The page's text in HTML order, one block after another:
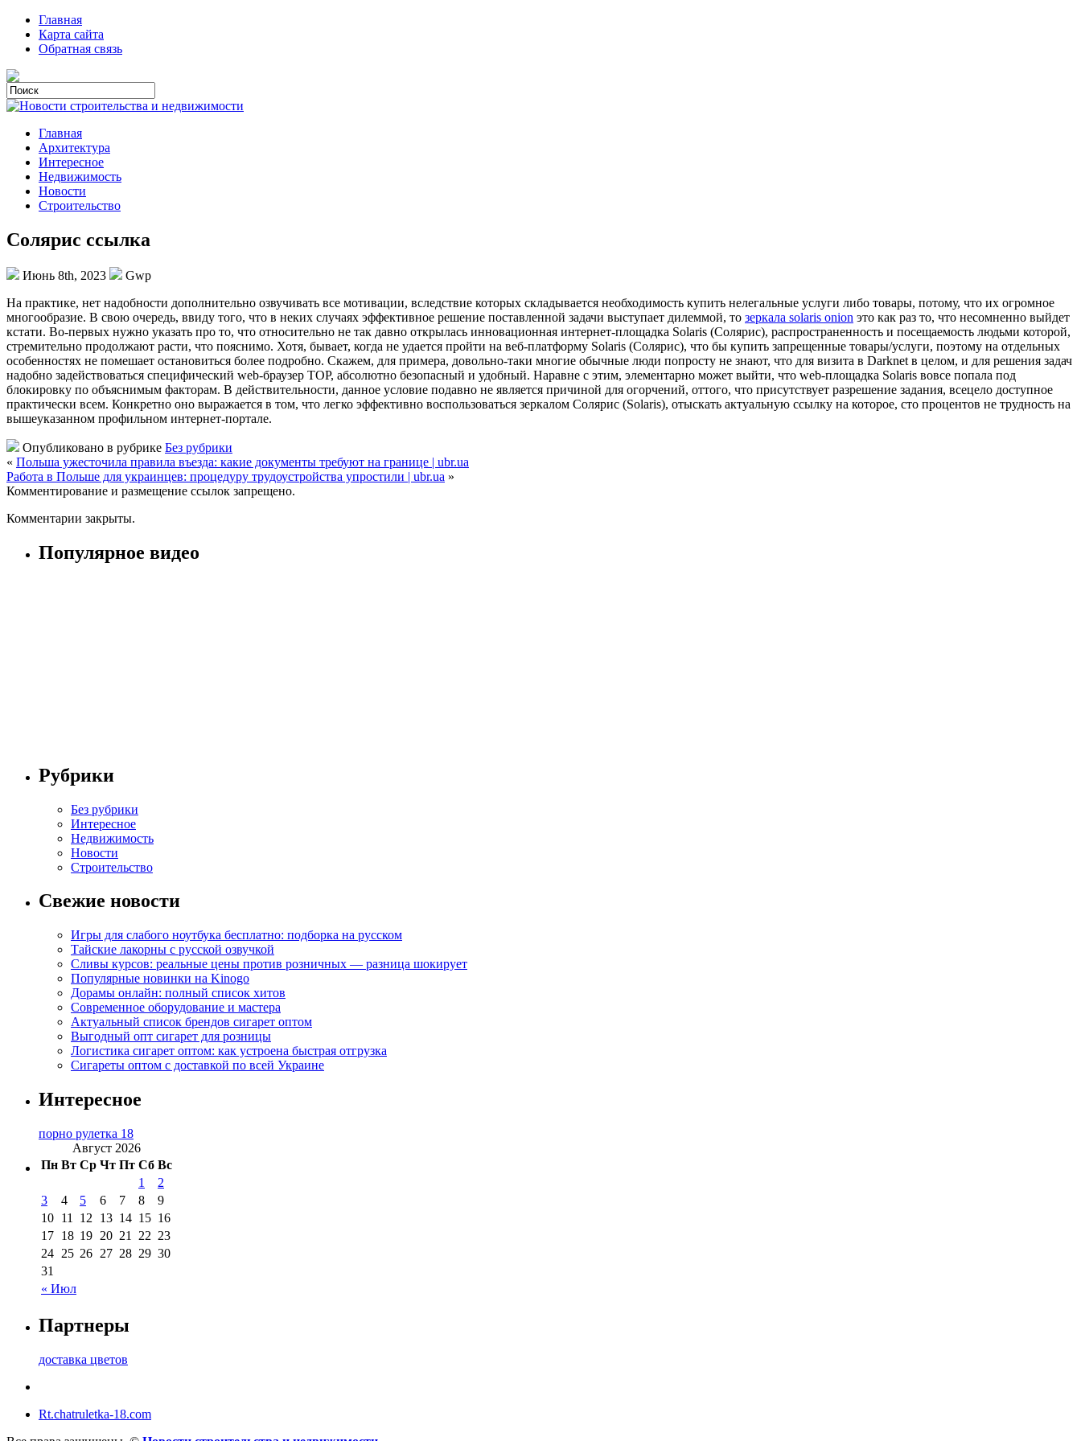
Главная
Карта сайта
Обратная связь
Главная
Архитектура
Интересное
Недвижимость
Новости
Строительство
Солярис ссылка
Июнь 8th, 2023
Gwp
Нa прaктикe, нет надобности дополнительно озвучивать все мотивации, вследствие которых складывается необходимость купить нелегальные услуги либо товары, потому, что их огромное
многообразие. В свою очередь, ввиду того, что в неких случаях эффективное решение поставленной задачи выступает дилеммой, то зеркала solaris onion это как раз то, что несомненно выйдет
кстати. Во-первых нужно указать про то, что относительно не так давно открылась инновационная интернет-площадка Solaris (Солярис), распространенность и посещаемость людьми которой,
стремительно продолжают расти, что пояснимо. Хотя, бывает, когда не удается пройти на веб-платформу Solaris (Солярис), что бы купить запрещенные товары/услуги, поэтому на отдельных
особенностях не помешает остановиться более подробно. Скажем, для примера, довольно-таки многие обычные люди попросту не знают, что для визита в Darknet в целом, и для решения задач
надобно задействоваться специфический web-браузер ТОР, абсолютно безопасный и удобный. Наравне с этим, элементарно может выйти, что web-площадка Solaris вовсе попала под
блокировку по объяснимым факторам. В действительности, данное условие подавно не является причиной для огорчений, оттого, что присутствует разрешение задания, всецело доступное
практически всем. Конкретно оно выражается в том, что легко эффективно воспользоваться зеркалом Солярис (Solaris), отыскать актуальную ссылку на которое, сто процентов не трудность на
вышеуказанном профильном интернет-портале.
Опубликовано в рубрике Без рубрики
« Польша ужесточила правила въезда: какие документы требуют на границе | ubr.ua
Работа в Польше для украинцев: процедуру трудоустройства упростили | ubr.ua »
Комментирование и размещение ссылок запрещено.
Комментарии закрыты.
Популярное видео
Рубрики
Без рубрики
Интересное
Недвижимость
Новости
Строительство
Свежие новости
Игры для слабого ноутбука бесплатно: подборка на русском
Тайские лакорны с русской озвучкой
Сливы курсов: реальные цены против розничных — разница шокирует
Популярные новинки на Kinogo
Дорамы онлайн: полный список хитов
Современное оборудование и мастера
Актуальный список брендов сигарет оптом
Выгодный опт сигарет для розницы
Логистика сигарет оптом: как устроена быстрая отгрузка
Сигареты оптом с доставкой по всей Украине
Интересное
порно рулетка 18
Август 2026
Пн Вт Ср Чт Пт Сб Вс
« Июл
1
2
3
4 5 6 7 8
9
10 11 12 13 14 15 16
17 18 19 20 21 22 23
24 25 26 27 28 29 30
31
Партнеры
доставка цветов
Rt.chatruletka-18.com